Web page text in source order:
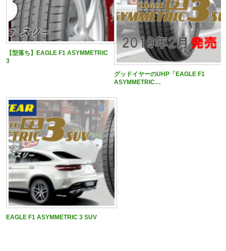
【型落ち】EAGLE F1 ASYMMETRIC
3
グッドイヤーのUHP「EAGLE F1
ASYMMETRIC…
EAGLE F1 ASYMMETRIC 3 SUV